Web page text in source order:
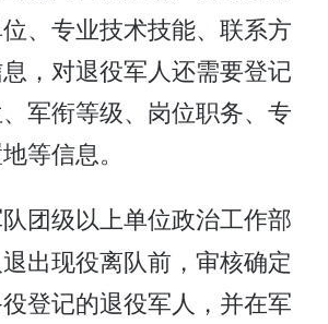
、专业技术技能、联系方
，对退役军人还需要登记
军衔等级、岗位职务、专
等信息。
团级以上单位政治工作部
出现役离队前，审核确定
登记的退役军人，并在军